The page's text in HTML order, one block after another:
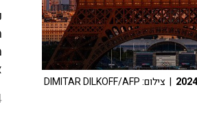
| צילום: DIMITAR DILKOFF/AFP